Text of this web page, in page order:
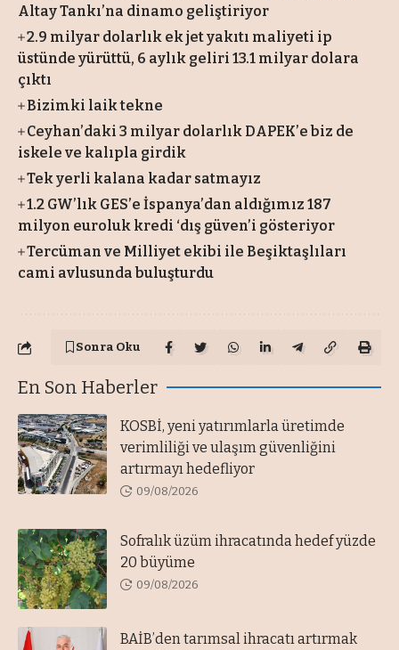
Altay Tankı’na dinamo geliştiriyor
2.9 milyar dolarlık ek jet yakıtı maliyeti ip
üstünde yürüttü, 6 aylık geliri 13.1 milyar dolara
çıktı
Bizimki laik tekne
Ceyhan’daki 3 milyar dolarlık DAPEK’e biz de
iskele ve kalıpla girdik
Tek yerli kalana kadar satmayız
1.2 GW’lık GES’e İspanya’dan aldığımız 187
milyon euroluk kredi ‘dış güven’i gösteriyor
Tercüman ve Milliyet ekibi ile Beşiktaşlıları
cami avlusunda buluşturdu
Sonra Oku
En Son Haberler
KOSBİ, yeni yatırımlarla üretimde
verimliliği ve ulaşım güvenliğini
artırmayı hedefliyor
09/08/2026
Sofralık üzüm ihracatında hedef yüzde
20 büyüme
09/08/2026
BAİB’den tarımsal ihracatı artırmak